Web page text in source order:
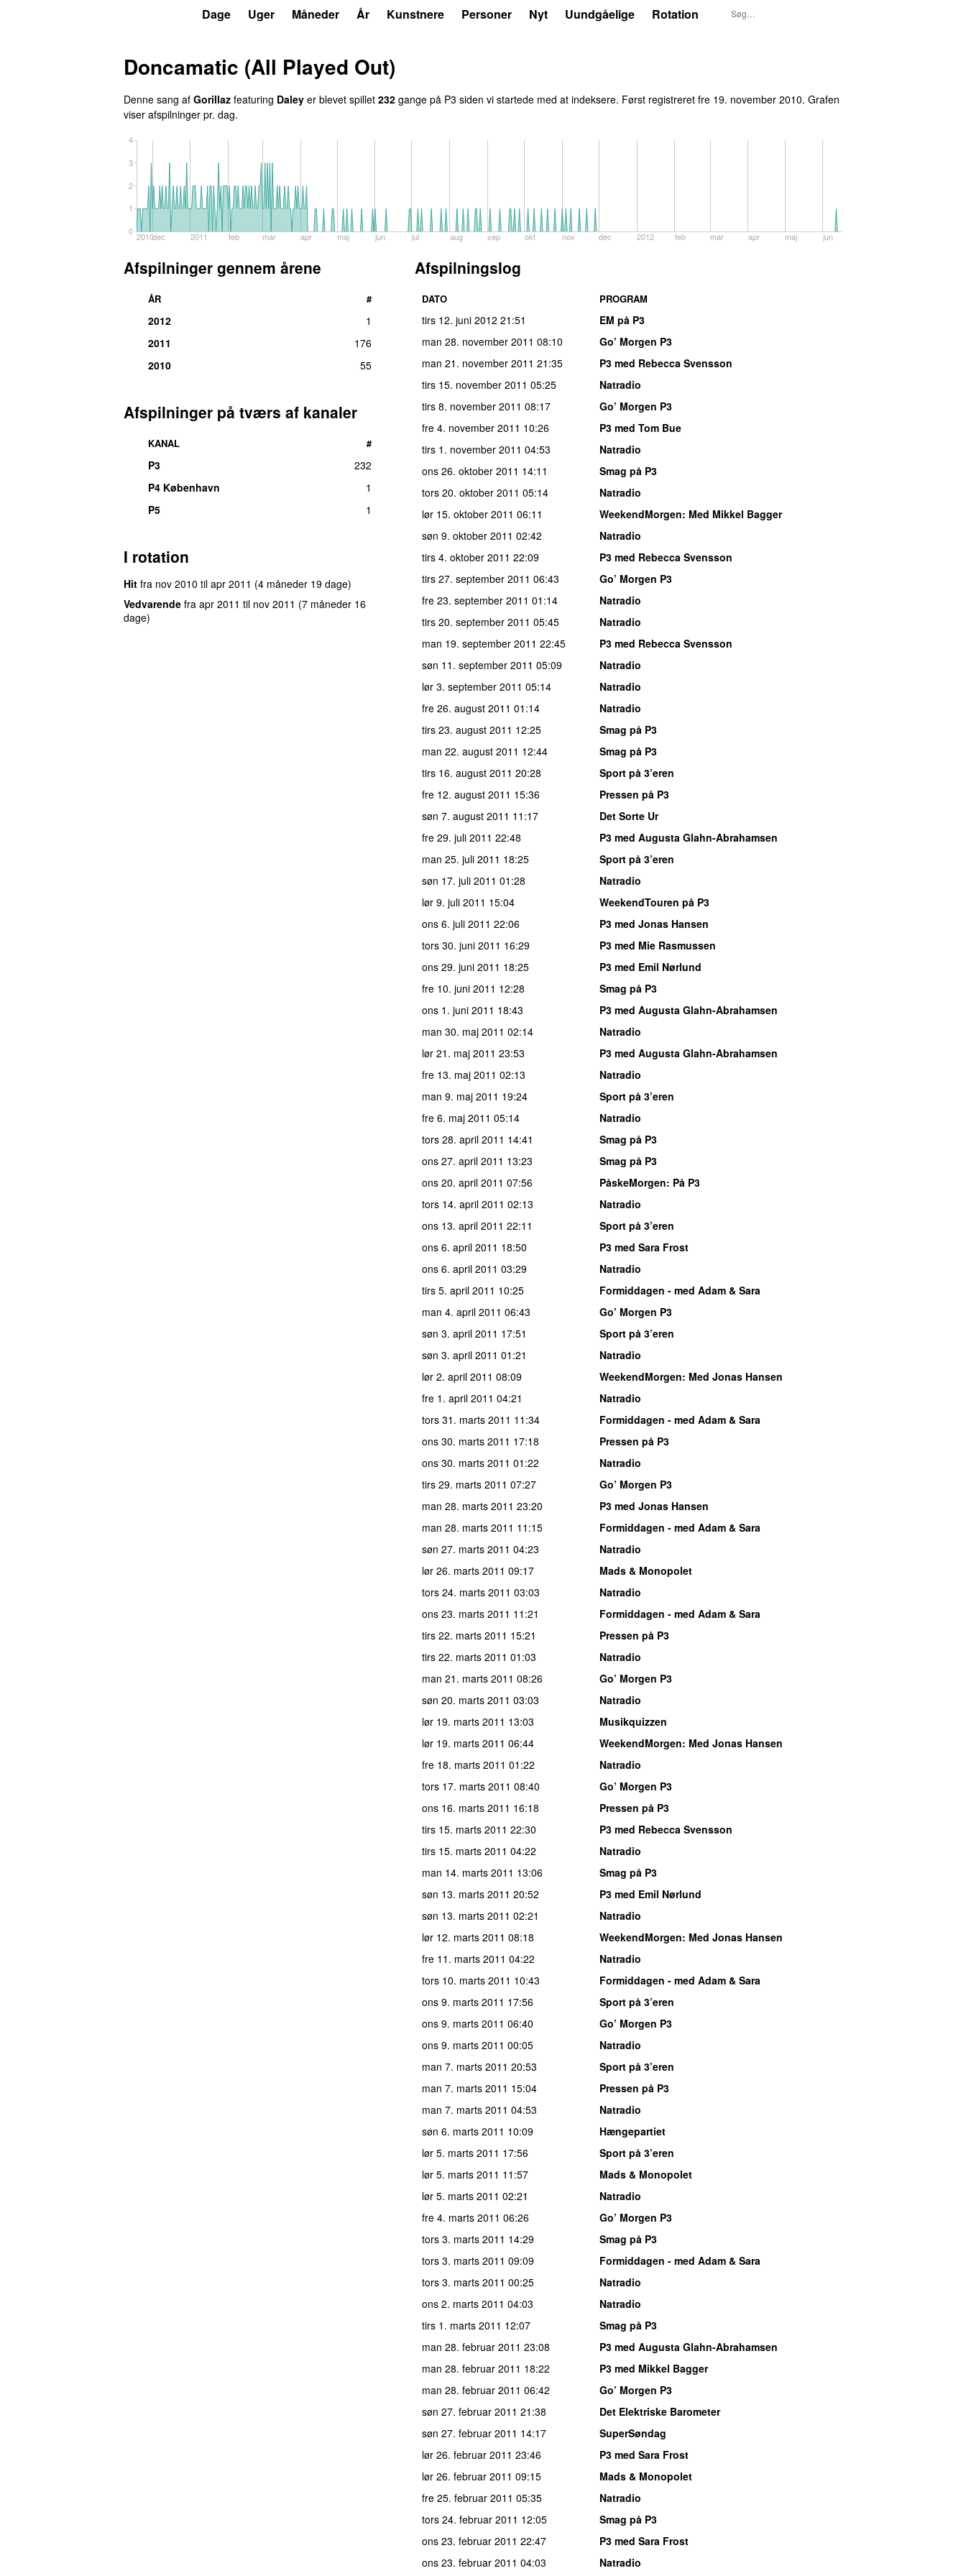
Dage Uger Måneder År Kunstnere Personer Nyt Uundgåelige Rotation
Doncamatic (All Played Out)
Denne sang af Gorillaz featuring Daley er blevet spillet 232 gange på P3 siden vi startede med at indeksere. Først registreret fre 19. november 2010. Grafen
viser afspilninger pr. dag.
2010dec 2011 feb mar apr maj jun jul aug sep okt nov dec 2012 feb mar apr maj jun
0
1
2
3
4
Afspilninger gennem årene
ÅR #
2012
1
2011
176
2010
55
Afspilninger på tværs af kanaler
KANAL #
P3
232
P4 København
1
P5
1
I rotation
Hit fra nov 2010 til apr 2011 (4 måneder 19 dage)
Vedvarende fra apr 2011 til nov 2011 (7 måneder 16
dage)
Afspilningslog
DATO PROGRAM
tirs 12. juni 2012 21:51
EM på P3
man 28. november 2011 08:10
Go’ Morgen P3
man 21. november 2011 21:35
P3 med Rebecca Svensson
tirs 15. november 2011 05:25
Natradio
tirs 8. november 2011 08:17
Go’ Morgen P3
fre 4. november 2011 10:26
P3 med Tom Bue
tirs 1. november 2011 04:53
Natradio
ons 26. oktober 2011 14:11
Smag på P3
tors 20. oktober 2011 05:14
Natradio
lør 15. oktober 2011 06:11 WeekendMorgen: Med Mikkel Bagger
søn 9. oktober 2011 02:42
Natradio
tirs 4. oktober 2011 22:09
P3 med Rebecca Svensson
tirs 27. september 2011 06:43
Go’ Morgen P3
fre 23. september 2011 01:14
Natradio
tirs 20. september 2011 05:45
Natradio
man 19. september 2011 22:45
P3 med Rebecca Svensson
søn 11. september 2011 05:09
Natradio
lør 3. september 2011 05:14
Natradio
fre 26. august 2011 01:14
Natradio
tirs 23. august 2011 12:25
Smag på P3
man 22. august 2011 12:44
Smag på P3
tirs 16. august 2011 20:28
Sport på 3’eren
fre 12. august 2011 15:36
Pressen på P3
søn 7. august 2011 11:17
Det Sorte Ur
fre 29. juli 2011 22:48
P3 med Augusta Glahn-Abrahamsen
man 25. juli 2011 18:25
Sport på 3’eren
søn 17. juli 2011 01:28
Natradio
lør 9. juli 2011 15:04
WeekendTouren på P3
ons 6. juli 2011 22:06
P3 med Jonas Hansen
tors 30. juni 2011 16:29
P3 med Mie Rasmussen
ons 29. juni 2011 18:25
P3 med Emil Nørlund
fre 10. juni 2011 12:28
Smag på P3
ons 1. juni 2011 18:43
P3 med Augusta Glahn-Abrahamsen
man 30. maj 2011 02:14
Natradio
lør 21. maj 2011 23:53
P3 med Augusta Glahn-Abrahamsen
fre 13. maj 2011 02:13
Natradio
man 9. maj 2011 19:24
Sport på 3’eren
fre 6. maj 2011 05:14
Natradio
tors 28. april 2011 14:41
Smag på P3
ons 27. april 2011 13:23
Smag på P3
ons 20. april 2011 07:56 PåskeMorgen: På P3
tors 14. april 2011 02:13
Natradio
ons 13. april 2011 22:11
Sport på 3’eren
ons 6. april 2011 18:50
P3 med Sara Frost
ons 6. april 2011 03:29
Natradio
tirs 5. april 2011 10:25
Formiddagen - med Adam & Sara
man 4. april 2011 06:43
Go’ Morgen P3
søn 3. april 2011 17:51
Sport på 3’eren
søn 3. april 2011 01:21
Natradio
lør 2. april 2011 08:09 WeekendMorgen: Med Jonas Hansen
fre 1. april 2011 04:21
Natradio
tors 31. marts 2011 11:34
Formiddagen - med Adam & Sara
ons 30. marts 2011 17:18
Pressen på P3
ons 30. marts 2011 01:22
Natradio
tirs 29. marts 2011 07:27
Go’ Morgen P3
man 28. marts 2011 23:20
P3 med Jonas Hansen
man 28. marts 2011 11:15
Formiddagen - med Adam & Sara
søn 27. marts 2011 04:23
Natradio
lør 26. marts 2011 09:17
Mads & Monopolet
tors 24. marts 2011 03:03
Natradio
ons 23. marts 2011 11:21
Formiddagen - med Adam & Sara
tirs 22. marts 2011 15:21
Pressen på P3
tirs 22. marts 2011 01:03
Natradio
man 21. marts 2011 08:26
Go’ Morgen P3
søn 20. marts 2011 03:03
Natradio
lør 19. marts 2011 13:03
Musikquizzen
lør 19. marts 2011 06:44 WeekendMorgen: Med Jonas Hansen
fre 18. marts 2011 01:22
Natradio
tors 17. marts 2011 08:40
Go’ Morgen P3
ons 16. marts 2011 16:18
Pressen på P3
tirs 15. marts 2011 22:30
P3 med Rebecca Svensson
tirs 15. marts 2011 04:22
Natradio
man 14. marts 2011 13:06
Smag på P3
søn 13. marts 2011 20:52
P3 med Emil Nørlund
søn 13. marts 2011 02:21
Natradio
lør 12. marts 2011 08:18 WeekendMorgen: Med Jonas Hansen
fre 11. marts 2011 04:22
Natradio
tors 10. marts 2011 10:43
Formiddagen - med Adam & Sara
ons 9. marts 2011 17:56
Sport på 3’eren
ons 9. marts 2011 06:40
Go’ Morgen P3
ons 9. marts 2011 00:05
Natradio
man 7. marts 2011 20:53
Sport på 3’eren
man 7. marts 2011 15:04
Pressen på P3
man 7. marts 2011 04:53
Natradio
søn 6. marts 2011 10:09
Hængepartiet
lør 5. marts 2011 17:56
Sport på 3’eren
lør 5. marts 2011 11:57
Mads & Monopolet
lør 5. marts 2011 02:21
Natradio
fre 4. marts 2011 06:26
Go’ Morgen P3
tors 3. marts 2011 14:29
Smag på P3
tors 3. marts 2011 09:09
Formiddagen - med Adam & Sara
tors 3. marts 2011 00:25
Natradio
ons 2. marts 2011 04:03
Natradio
tirs 1. marts 2011 12:07
Smag på P3
man 28. februar 2011 23:08
P3 med Augusta Glahn-Abrahamsen
man 28. februar 2011 18:22
P3 med Mikkel Bagger
man 28. februar 2011 06:42
Go’ Morgen P3
søn 27. februar 2011 21:38
Det Elektriske Barometer
søn 27. februar 2011 14:17
SuperSøndag
lør 26. februar 2011 23:46
P3 med Sara Frost
lør 26. februar 2011 09:15
Mads & Monopolet
fre 25. februar 2011 05:35
Natradio
tors 24. februar 2011 12:05
Smag på P3
ons 23. februar 2011 22:47
P3 med Sara Frost
ons 23. februar 2011 04:03 Natradio